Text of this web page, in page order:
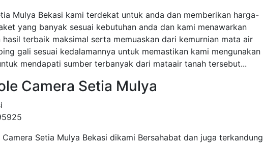
Mulya Bekasi kami terdekat untuk anda dan memberikan harga-
yang banyak sesuai kebutuhan anda dan kami menawarkan
terbaik maksimal serta memuaskan dari kemurnian mata air
gali sesuai kedalamannya untuk memastikan kami mengunakan
mendapati sumber terbanyak dari mataair tanah tersebut...
Camera Setia Mulya
Setia Mulya Bekasi dikami Bersahabat dan juga terkandung